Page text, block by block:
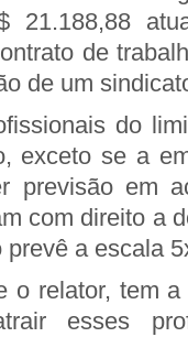
de
de um
do
exceto se a
previsão em
com direito a
a escala
o relator, tem
esses